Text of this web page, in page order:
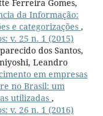
Ferreira Gomes,
da Informação:
e categorizações ,
v. 25 n. 1 (2015)
dos Santos,
Leandro
em empresas
no Brasil: um
utilizadas ,
v. 26 n. 1 (2016)